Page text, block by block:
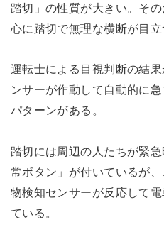
踏切」の性質が大きい。そ
心に踏切で無理な横断が目立
運転士による目視判断の結
ンサーが作動して自動的に
パターンがある。
踏切には周辺の人たちが緊
常ボタン」が付いているが
物検知センサーが反応して
ている。